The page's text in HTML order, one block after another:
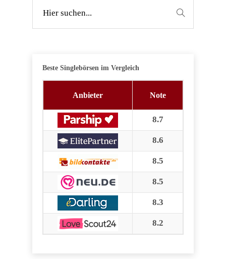
Beste Singlebörsen im Vergleich
Anbieter Note
8.7
8.6
8.5
8.5
8.3
8.2